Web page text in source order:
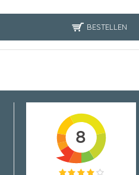
BESTELLEN